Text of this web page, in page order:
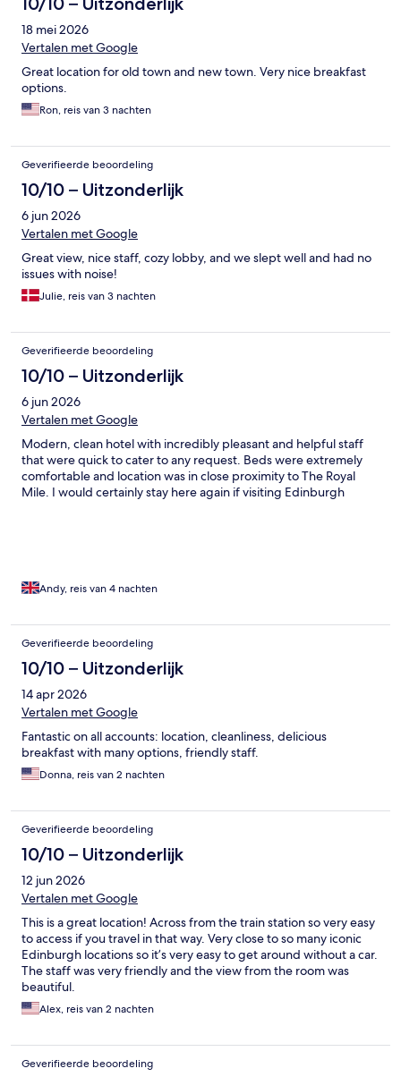
18 mei 2026
Vertalen met Google
Great location for old town and new town. Very nice breakfast
options.
Ron, reis van 3 nachten
Geverifieerde beoordeling
10/10 – Uitzonderlijk
6 jun 2026
Vertalen met Google
Great view, nice staff, cozy lobby, and we slept well and had no
issues with noise!
Julie, reis van 3 nachten
Geverifieerde beoordeling
10/10 – Uitzonderlijk
6 jun 2026
Vertalen met Google
Modern, clean hotel with incredibly pleasant and helpful staff
that were quick to cater to any request. Beds were extremely
comfortable and location was in close proximity to The Royal
Mile. I would certainly stay here again if visiting Edinburgh
Andy, reis van 4 nachten
Geverifieerde beoordeling
10/10 – Uitzonderlijk
14 apr 2026
Vertalen met Google
Fantastic on all accounts: location, cleanliness, delicious
breakfast with many options, friendly staff.
Donna, reis van 2 nachten
Geverifieerde beoordeling
10/10 – Uitzonderlijk
12 jun 2026
Vertalen met Google
This is a great location! Across from the train station so very easy
to access if you travel in that way. Very close to so many iconic
Edinburgh locations so it’s very easy to get around without a car.
The staff was very friendly and the view from the room was
beautiful.
Alex, reis van 2 nachten
Geverifieerde beoordeling